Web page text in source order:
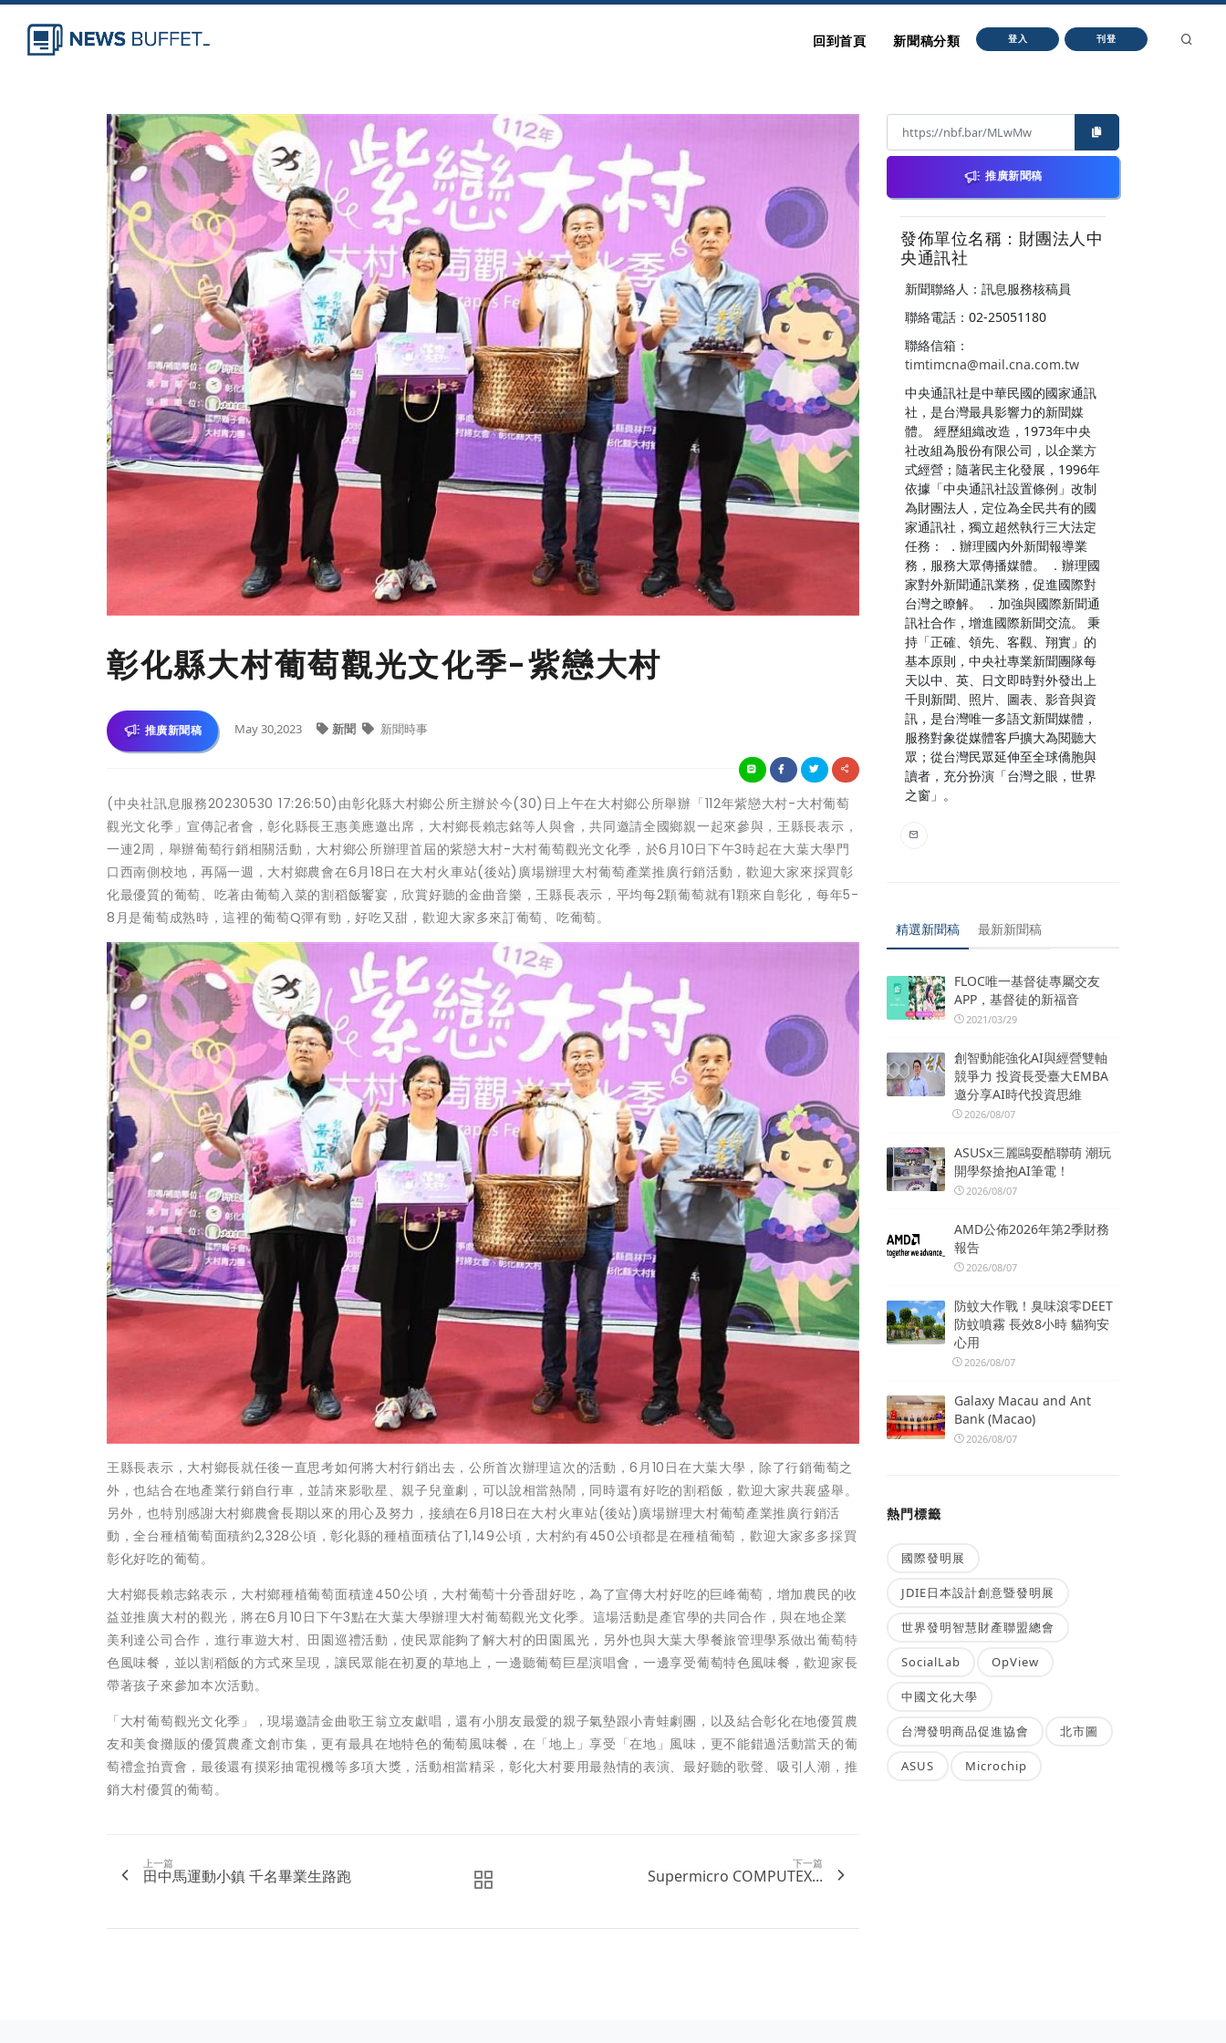
回到首頁 新聞稿分類 登入 刊登
彰化縣大村葡萄觀光文化季-紫戀大村
推廣新聞稿 May 30,2023 新聞 新聞時事
(中央社訊息服務20230530 17:26:50)由彰化縣大村鄉公所主辦於今(30)日上午在大村鄉公所舉辦「112年紫戀大村-大村葡萄
觀光文化季」宣傳記者會，彰化縣長王惠美應邀出席，大村鄉長賴志銘等人與會，共同邀請全國鄉親一起來參與，王縣長表示，
一連2周，舉辦葡萄行銷相關活動，大村鄉公所辦理首屆的紫戀大村-大村葡萄觀光文化季，於6月10日下午3時起在大葉大學門
口西南側校地，再隔一週，大村鄉農會在6月18日在大村火車站(後站)廣場辦理大村葡萄產業推廣行銷活動，歡迎大家來採買彰
化最優質的葡萄、吃著由葡萄入菜的割稻飯饗宴，欣賞好聽的金曲音樂，王縣長表示，平均每2顆葡萄就有1顆來自彰化，每年5-
8月是葡萄成熟時，這裡的葡萄Q彈有勁，好吃又甜，歡迎大家多來訂葡萄、吃葡萄。
王縣長表示，大村鄉長就任後一直思考如何將大村行銷出去，公所首次辦理這次的活動，6月10日在大葉大學，除了行銷葡萄之
外，也結合在地產業行銷自行車，並請來影歌星、親子兒童劇，可以說相當熱鬧，同時還有好吃的割稻飯，歡迎大家共襄盛舉。
另外，也特別感謝大村鄉農會長期以來的用心及努力，接續在6月18日在大村火車站(後站)廣場辦理大村葡萄產業推廣行銷活
動，全台種植葡萄面積約2,328公頃，彰化縣的種植面積佔了1,149公頃，大村約有450公頃都是在種植葡萄，歡迎大家多多採買
彰化好吃的葡萄。
大村鄉長賴志銘表示，大村鄉種植葡萄面積達450公頃，大村葡萄十分香甜好吃，為了宣傳大村好吃的巨峰葡萄，增加農民的收
益並推廣大村的觀光，將在6月10日下午3點在大葉大學辦理大村葡萄觀光文化季。這場活動是產官學的共同合作，與在地企業
美利達公司合作，進行車遊大村、田園巡禮活動，使民眾能夠了解大村的田園風光，另外也與大葉大學餐旅管理學系做出葡萄特
色風味餐，並以割稻飯的方式來呈現，讓民眾能在初夏的草地上，一邊聽葡萄巨星演唱會，一邊享受葡萄特色風味餐，歡迎家長
帶著孩子來參加本次活動。
「大村葡萄觀光文化季」，現場邀請金曲歌王翁立友獻唱，還有小朋友最愛的親子氣墊跟小青蛙劇團，以及結合彰化在地優質農
友和美食攤販的優質農產文創市集，更有最具在地特色的葡萄風味餐，在「地上」享受「在地」風味，更不能錯過活動當天的葡
萄禮盒拍賣會，最後還有摸彩抽電視機等多項大獎，活動相當精采，彰化大村要用最熱情的表演、最好聽的歌聲、吸引人潮，推
銷大村優質的葡萄。
上一篇
田中馬運動小鎮 千名畢業生路跑
下一篇
Supermicro COMPUTEX...
推廣新聞稿
發佈單位名稱：財團法人中
央通訊社
新聞聯絡人：訊息服務核稿員
聯絡電話：02-25051180
聯絡信箱：
timtimcna@mail.cna.com.tw
中央通訊社是中華民國的國家通訊
社，是台灣最具影響力的新聞媒
體。 經歷組織改造，1973年中央
社改組為股份有限公司，以企業方
式經營；隨著民主化發展，1996年
依據「中央通訊社設置條例」改制
為財團法人，定位為全民共有的國
家通訊社，獨立超然執行三大法定
任務： ．辦理國內外新聞報導業
務，服務大眾傳播媒體。 ．辦理國
家對外新聞通訊業務，促進國際對
台灣之瞭解。 ．加強與國際新聞通
訊社合作，增進國際新聞交流。 秉
持「正確、領先、客觀、翔實」的
基本原則，中央社專業新聞團隊每
天以中、英、日文即時對外發出上
千則新聞、照片、圖表、影音與資
訊，是台灣唯一多語文新聞媒體，
服務對象從媒體客戶擴大為閱聽大
眾；從台灣民眾延伸至全球僑胞與
讀者，充分扮演「台灣之眼，世界
之窗」。
精選新聞稿 最新新聞稿
FLOC唯一基督徒專屬交友
APP，基督徒的新福音
2021/03/29
創智動能強化AI與經營雙軸
競爭力 投資長受臺大EMBA
邀分享AI時代投資思維
2026/08/07
ASUSx三麗鷗耍酷聯萌 潮玩
開學祭搶抱AI筆電！
2026/08/07
AMD公佈2026年第2季財務
報告
2026/08/07
防蚊大作戰！臭味滾零DEET
防蚊噴霧 長效8小時 貓狗安
心用
2026/08/07
Galaxy Macau and Ant
Bank (Macao)
2026/08/07
熱門標籤
國際發明展
JDIE日本設計創意暨發明展
世界發明智慧財產聯盟總會
SocialLab OpView
中國文化大學
台灣發明商品促進協會 北市圖
ASUS Microchip